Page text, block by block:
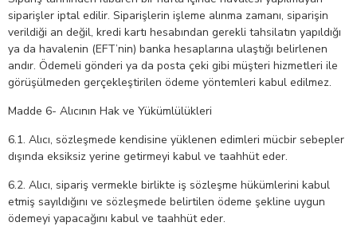
siparişler iptal edilir. Siparişlerin işleme alınma zamanı, siparişin
verildiği an değil, kredi kartı hesabından gerekli tahsilatın yapıldığı
ya da havalenin (EFT’nin) banka hesaplarına ulaştığı belirlenen
andır. Ödemeli gönderi ya da posta çeki gibi müşteri hizmetleri ile
görüşülmeden gerçekleştirilen ödeme yöntemleri kabul edilmez.
Madde 6- Alıcının Hak ve Yükümlülükleri
6.1. Alıcı, sözleşmede kendisine yüklenen edimleri mücbir sebepler
dışında eksiksiz yerine getirmeyi kabul ve taahhüt eder.
6.2. Alıcı, sipariş vermekle birlikte iş sözleşme hükümlerini kabul
etmiş sayıldığını ve sözleşmede belirtilen ödeme şekline uygun
ödemeyi yapacağını kabul ve taahhüt eder.